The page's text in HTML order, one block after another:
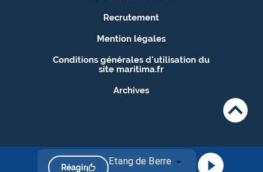
Réagir
Etang de Berre
Recrutement
Mention légales
Conditions générales d'utilisation du
site maritima.fr
Archives